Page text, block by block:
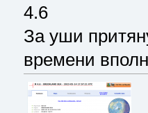
4.6
За уши
времени